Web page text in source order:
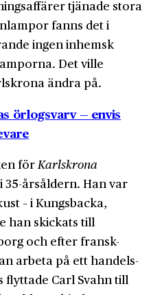
tjänade stora
fanns det i
ingen inhemsk
Det ville
ändra på.
örlogsvarv — envis
förKarlskrona
35-årsåldern. Han var
– i Kungsbacka,
han skickats till
och efter fransk-
arbeta på ett handels­
flyttade Carl Svahn till